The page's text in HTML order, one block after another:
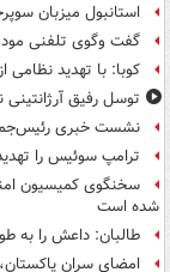
استانبول میزبان
گفت وگوی تلفنی
کوبا: با تهدید
توسل رفیق آرژانتینی
نشست خبری
ترامپ سوئیس را
سخنگوی کمیسیون
شده است
طالبان: داعش را به
امضای سران